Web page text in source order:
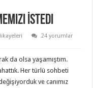
İstedi
24 yorumlar
da olsa yaşamıştım.
Her türlü sohbeti
ve canımız